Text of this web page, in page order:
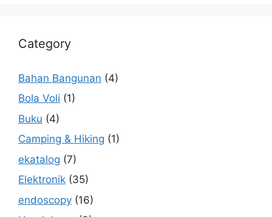
Category
Bahan Bangunan (4)
Bola Voli (1)
Buku (4)
Camping & Hiking (1)
ekatalog (7)
Elektronik (35)
endoscopy (16)